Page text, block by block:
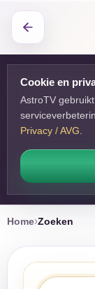
Cookie en
AstroTV
Privacy / AVG
Home Zoeken